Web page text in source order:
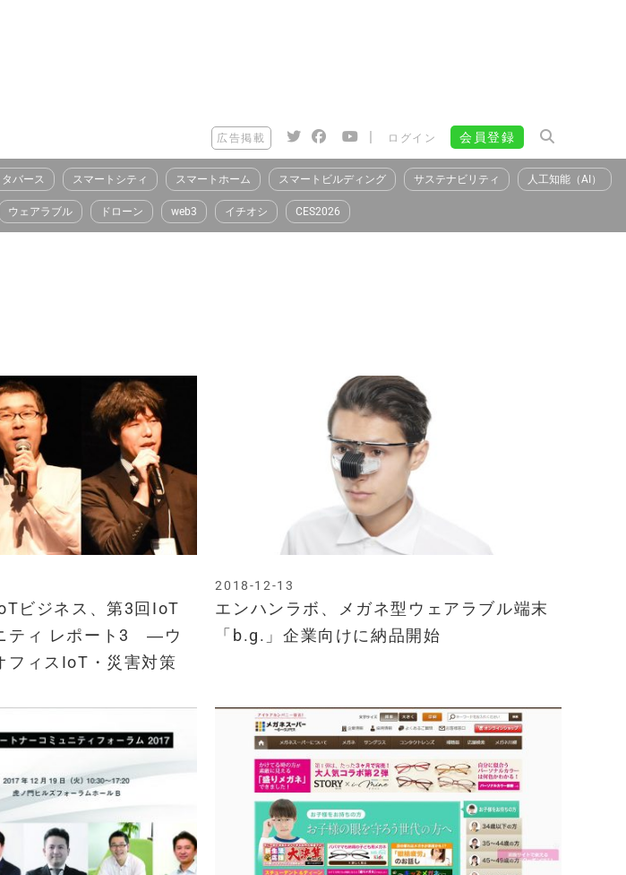
広告掲載 | ログイン 会員登録
タバース スマートシティ スマートホーム スマートビルディング サステナビリティ 人工知能（AI）
ウェアラブル ドローン web3 イチオシ CES2026
ビジネス、第3回IoT
ティ レポート3 ―ウ
フィスIoT・災害対策
エンハンラボ、メガネ型ウェアラブル端末
「b.g.」企業向けに納品開始
2018-12-13